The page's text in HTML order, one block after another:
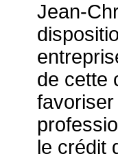
Jean-
de cette
le crédit